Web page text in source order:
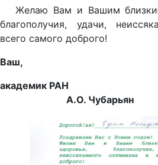
Желаю Вам и Вашим близким
благополучия, удачи,
всего самого доброго!
Ваш,
А.О. Чубарьян